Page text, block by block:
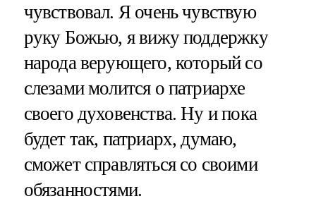
чувствовал. Я очень чувствую
руку Божью, я вижу поддержку
народа верующего, который со
слезами молится о патриархе
своего духовенства. Ну и пока
будет так, патриарх, думаю,
сможет справляться со своими
обязанностями.